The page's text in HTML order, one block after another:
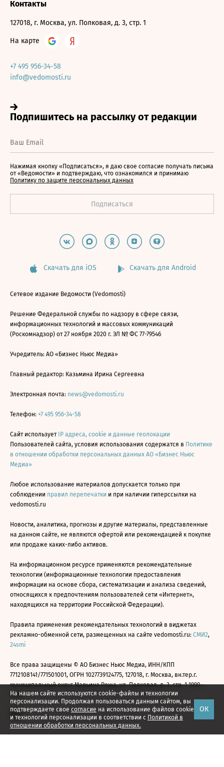
На нашем сайте используются cookie-файлы и технологии
персонализации. Продолжая пользоваться данным сайтом, вы
подтверждаете свое согласие на использование файлов cookie
и технологий персонализации в соответствии с Политикой в
отношении обработки персональных данных.
ОК
Контакты
127018, г. Москва, ул. Полковая, д. 3, стр. 1
На карте
+7 495 956-34-58
info@vedomosti.ru
Нажимая кнопку «Подписаться», я даю свое согласие получать письма
от «Ведомости» и подтверждаю, что ознакомился и принимаю
Политику по защите персональных данных
Скачать для iOS Скачать для Android
Сетевое издание Ведомости (Vedomosti)
Решение Федеральной службы по надзору в сфере связи,
информационных технологий и массовых коммуникаций
(Роскомнадзор) от 27 ноября 2020 г. ЭЛ № ФС 77-79546
Учредитель: АО «Бизнес Ньюс Медиа»
Главный редактор: Казьмина Ирина Сергеевна
Электронная почта: news@vedomosti.ru
Телефон: +7 495 956-34-58
Сайт использует IP адреса, cookie и данные геолокации
Пользователей сайта, условия использования содержатся в Политике
в отношении обработки персональных данных АО «Бизнес Ньюс
Медиа»
Любое использование материалов допускается только при
соблюдении правил перепечатки и при наличии гиперссылки на
vedomosti.ru
Новости, аналитика, прогнозы и другие материалы, представленные
на данном сайте, не являются офертой или рекомендацией к покупке
или продаже каких-либо активов.
На информационном ресурсе применяются рекомендательные
технологии (информационные технологии предоставления
информации на основе сбора, систематизации и анализа сведений,
относящихся к предпочтениям пользователей сети «Интернет»,
находящихся на территории Российской Федерации).
Правила применения рекомендательных технологий в виджетах
рекламно-обменной сети, размещенных на сайте vedomosti.ru: СМИ2,
24smi
Все права защищены © АО Бизнес Ньюс Медиа, ИНН/КПП
7712108141/771501001, ОГРН 1027739124775, 127018, г. Москва, вн.тер.г.
муниципальный округ Марьина Роща, ул. Полковая, д. 3, стр. 1 1999—
2026